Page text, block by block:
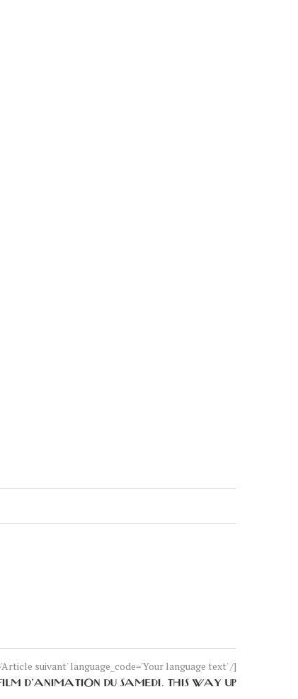
suivant' language_code='Your language text' /]
D’ANIMATION DU SAMEDI. THIS WAY UP